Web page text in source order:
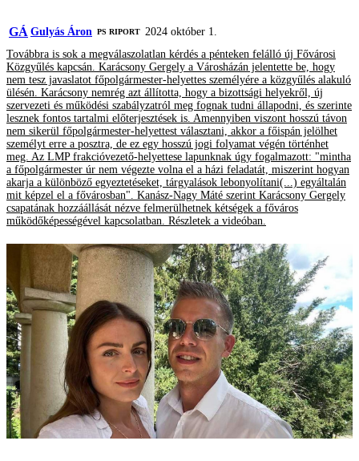
GÁ Gulyás Áron ‎PS RIPORT 2024 október 1.
Továbbra is sok a megválaszolatlan kérdés a pénteken felálló új Fővárosi
Közgyűlés kapcsán. Karácsony Gergely a Városházán jelentette be, hogy
nem tesz javaslatot főpolgármester-helyettes személyére a közgyűlés alakuló
ülésén. Karácsony nemrég azt állította, hogy a bizottsági helyekről, új
szervezeti és működési szabályzatról meg fognak tudni állapodni, és szerinte
lesznek fontos tartalmi előterjesztések is. Amennyiben viszont hosszú távon
nem sikerül főpolgármester-helyettest választani, akkor a főispán jelölhet
személyt erre a posztra, de ez egy hosszú jogi folyamat végén történhet
meg. Az LMP frakcióvezető-helyettese lapunknak úgy fogalmazott: "mintha
a főpolgármester úr nem végezte volna el a házi feladatát, miszerint hogyan
akarja a különböző egyeztetéseket, tárgyalások lebonyolítani(...) egyáltalán
mit képzel el a fővárosban". Kanász-Nagy Máté szerint Karácsony Gergely
csapatának hozzáállását nézve felmerülhetnek kétségek a főváros
működőképességével kapcsolatban. Részletek a videóban.